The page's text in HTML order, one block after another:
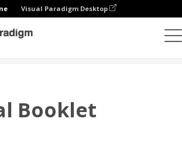
Visual Paradigm Desktop
Booklet